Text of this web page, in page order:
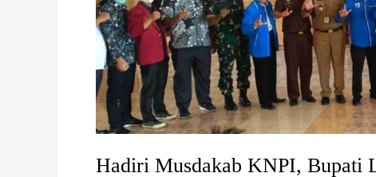
Hadiri Musdakab KNPI, Bupati